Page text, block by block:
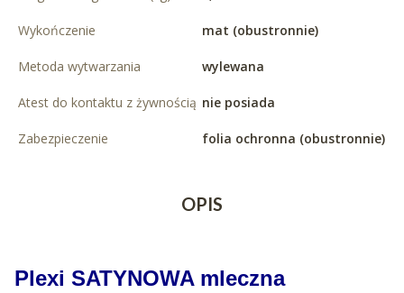
Wykończenie mat (obustronnie)
Metoda wytwarzania wylewana
Atest do kontaktu z żywnością nie posiada
Zabezpieczenie folia ochronna (obustronnie)
OPIS
Plexi SATYNOWA mleczna